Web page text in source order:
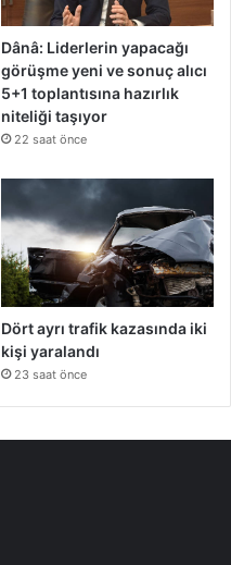
Dânâ: Liderlerin yapacağı
görüşme yeni ve sonuç alıcı
5+1 toplantısına hazırlık
niteliği taşıyor
22 saat önce
Dört ayrı trafik kazasında iki
kişi yaralandı
23 saat önce